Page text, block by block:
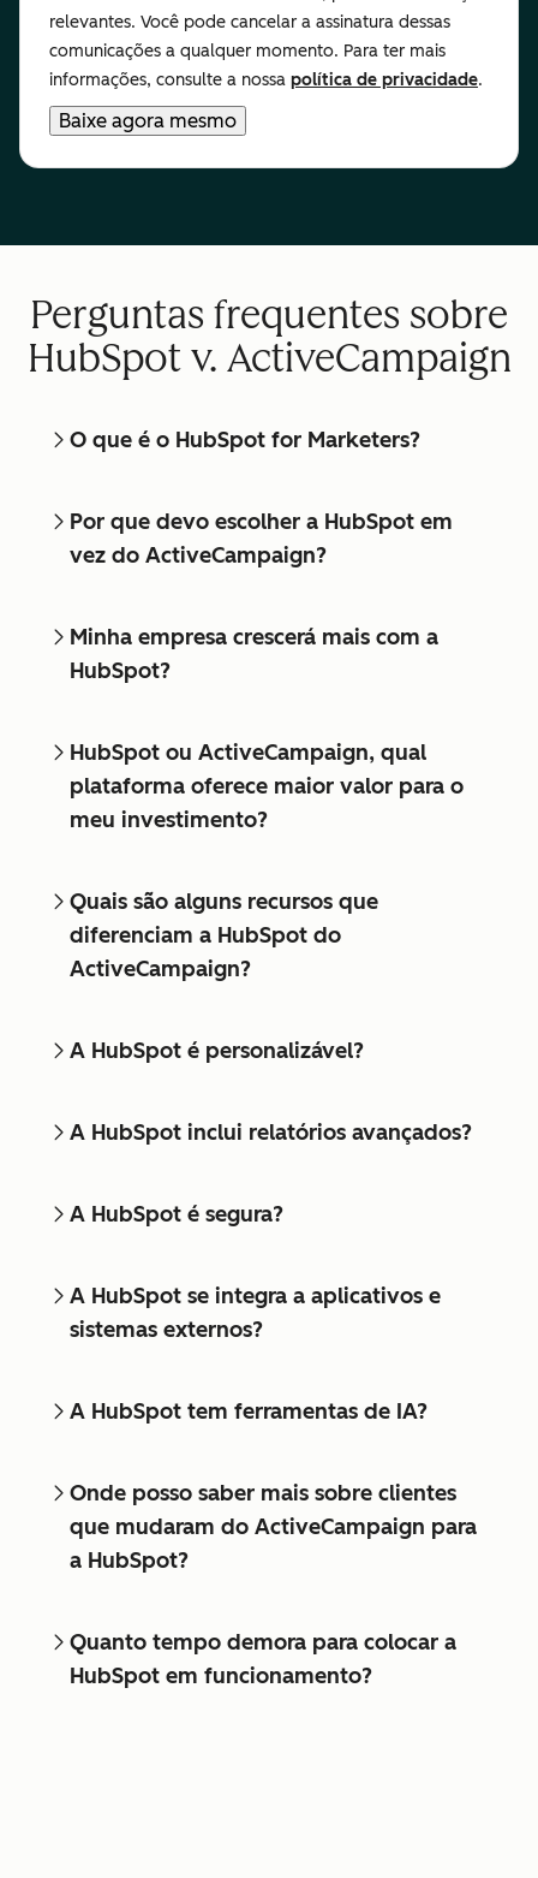
relevantes. Você pode cancelar a assinatura dessas
comunicações a qualquer momento. Para ter mais
informações, consulte a nossa política de privacidade.
Perguntas frequentes sobre
HubSpot v. ActiveCampaign
O que é o HubSpot for Marketers?
Por que devo escolher a HubSpot em
vez do ActiveCampaign?
Minha empresa crescerá mais com a
HubSpot?
HubSpot ou ActiveCampaign, qual
plataforma oferece maior valor para o
meu investimento?
Quais são alguns recursos que
diferenciam a HubSpot do
ActiveCampaign?
A HubSpot é personalizável?
A HubSpot inclui relatórios avançados?
A HubSpot é segura?
A HubSpot se integra a aplicativos e
sistemas externos?
A HubSpot tem ferramentas de IA?
Onde posso saber mais sobre clientes
que mudaram do ActiveCampaign para
a HubSpot?
Quanto tempo demora para colocar a
HubSpot em funcionamento?